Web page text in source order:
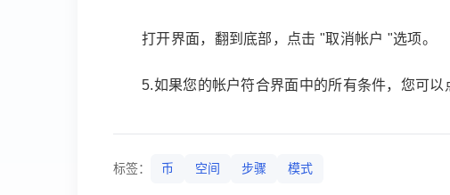
打开界面，翻到底部，点击 "取消帐户 "选项。
5.如果您的帐户符合界面中的所有条件，您可以
标签： 币 空间 步骤 模式